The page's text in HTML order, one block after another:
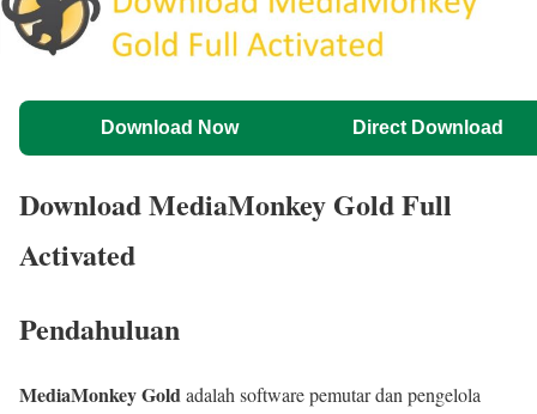
Download Now Direct Download
Download MediaMonkey Gold Full
Activated
Pendahuluan
MediaMonkey Goldadalah software pemutar dan pengelola